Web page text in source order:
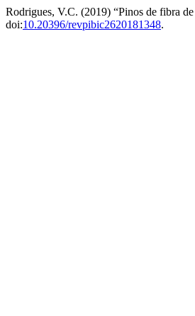
Rodrigues, V.C. (2019) “Pinos de fibra
doi:10.20396/revpibic2620181348.